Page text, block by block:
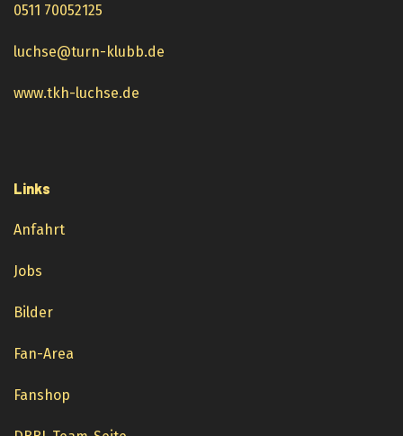
0511 70052125
luchse@turn-klubb.de
www.tkh-luchse.de
Links
Anfahrt
Jobs
Bilder
Fan-Area
Fanshop